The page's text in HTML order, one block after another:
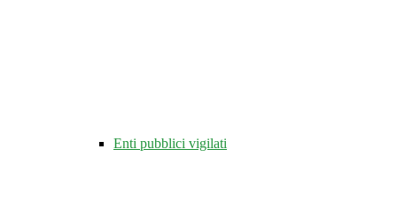
Enti pubblici vigilati